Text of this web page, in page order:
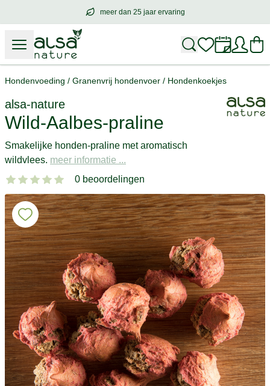
meer dan 25 jaar ervaring
meer dan25 jaar ervaring
Hondenvoeding / Granenvrij hondenvoer / Hondenkoekjes
alsa-nature
Wild-Aalbes-praline
Smakelijke honden-praline met aromatisch
wildvlees. meer informatie ...
0 beoordelingen